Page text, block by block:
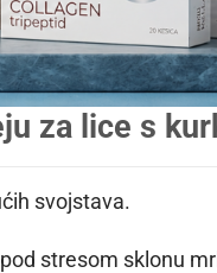
za lice s
svojstava.
stresom sklonu